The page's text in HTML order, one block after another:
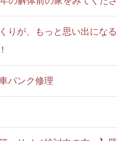
りが、もっと思い出にな
パンク修理